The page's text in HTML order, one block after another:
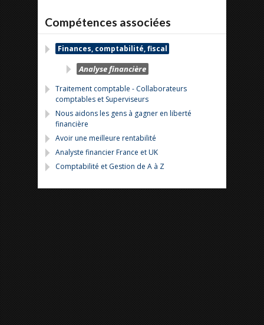
Compétences associées
Finances, comptabilité, fiscal
Analyse financière
Traitement comptable - Collaborateurs
comptables et Superviseurs
Nous aidons les gens à gagner en liberté
financière
Avoir une meilleure rentabilité
Analyste financier France et UK
Comptabilité et Gestion de A à Z